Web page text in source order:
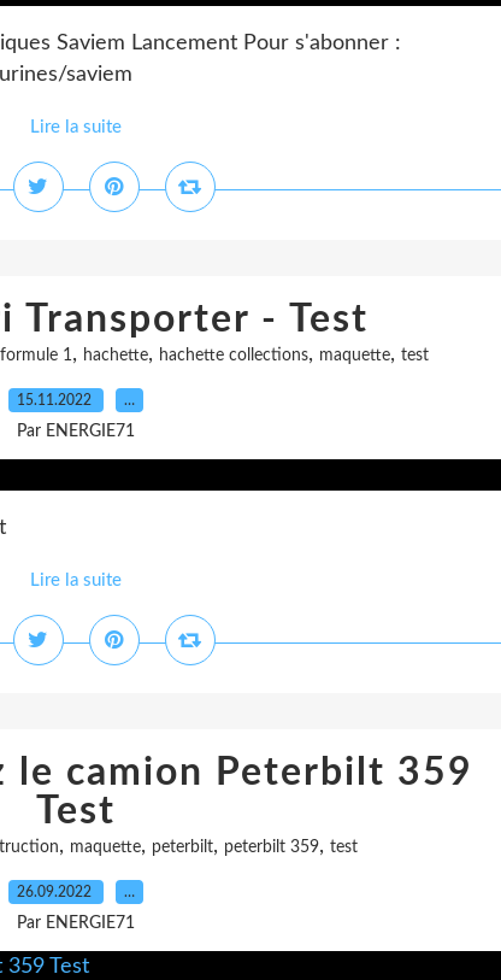
Saviem Lancement Pour s'abonner :
saviem
Lire la suite
Transporter - Test
formule 1, hachette, hachette collections, maquette, test
15.11.2022 …
Par ENERGIE71
Lire la suite
le camion Peterbilt 359
Test
, maquette, peterbilt, peterbilt 359, test
26.09.2022 …
Par ENERGIE71